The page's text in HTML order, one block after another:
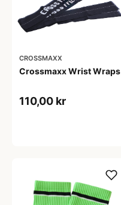
CROSSMAXX
Crossmaxx Wrist Wraps
110,00 kr